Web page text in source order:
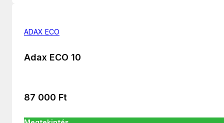
ADAX ECO
Adax ECO 10
87 000 Ft